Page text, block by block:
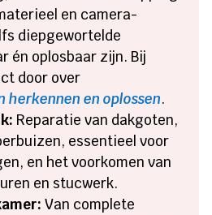
en camera-
diepgewortelde
én oplosbaar zijn. Bij
door over
en oplossen.
Reparatie van dakgoten,
essentieel voor
en het voorkomen van
en stucwerk.
Van complete